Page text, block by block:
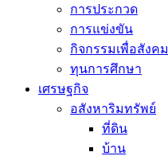
การประกวด
การแข่งขัน
กิจกรรมเพื่อสังคม
ทุนการศึกษา
เศรษฐกิจ
อสังหาริมทรัพย์
ที่ดิน
บ้าน